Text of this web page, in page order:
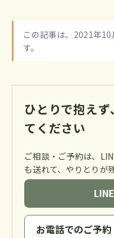
この記事は、2021年
す。
ひとりで抱え
てください
ご相談・ご予約は、
も送れて、やりとりが
お電話でのご予